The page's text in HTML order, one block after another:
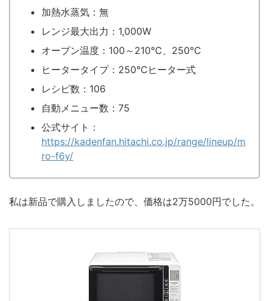
加熱水蒸気：無
レンジ最大出力：1,000W
オーブン温度：100～210℃、250℃
ヒータータイプ：250℃ヒーター式
レシピ数：106
自動メニュー数：75
公式サイト：
https://kadenfan.hitachi.co.jp/range/lineup/m
ro-f6y/
私は新品で購入しましたので、価格は2万5000円でした。